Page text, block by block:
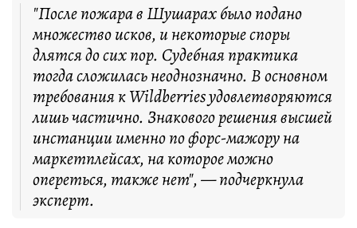
"После пожара в Шушарах было подано
множество исков, и некоторые споры
длятся до сих пор. Судебная практика
тогда сложилась неоднозначно. В основном
требования к Wildberries удовлетворяются
лишь частично. Знакового решения высшей
инстанции именно по форс-мажору на
маркетплейсах, на которое можно
опереться, также нет", — подчеркнула
эксперт.